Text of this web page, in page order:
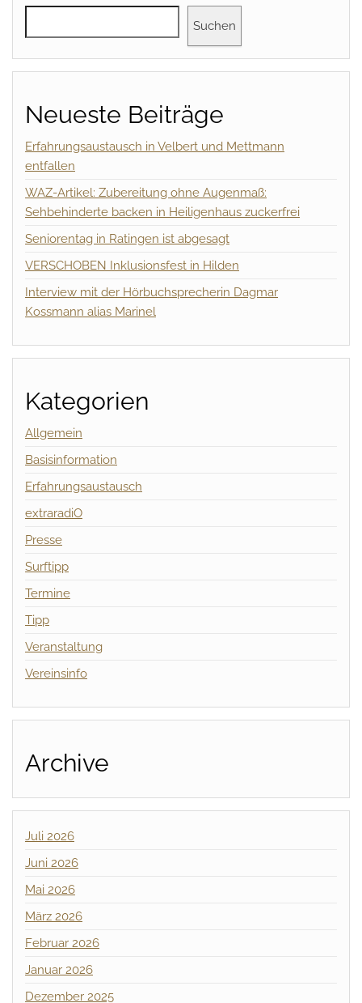
Suchen
Neueste Beiträge
Erfahrungsaustausch in Velbert und Mettmann
entfallen
WAZ-Artikel: Zubereitung ohne Augenmaß:
Sehbehinderte backen in Heiligenhaus zuckerfrei
Seniorentag in Ratingen ist abgesagt
VERSCHOBEN Inklusionsfest in Hilden
Interview mit der Hörbuchsprecherin Dagmar
Kossmann alias Marinel
Kategorien
Allgemein
Basisinformation
Erfahrungsaustausch
extraradiO
Presse
Surftipp
Termine
Tipp
Veranstaltung
Vereinsinfo
Archive
Juli 2026
Juni 2026
Mai 2026
März 2026
Februar 2026
Januar 2026
Dezember 2025